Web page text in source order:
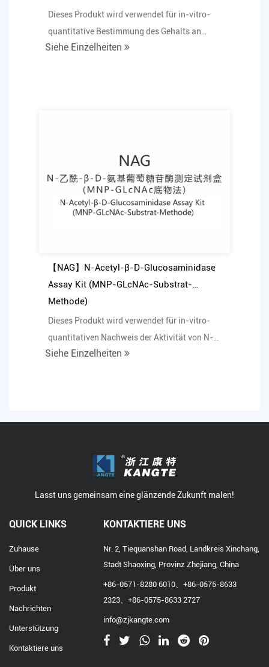
Dieses Produkt wird verwendet für in-vitro-
quantitative Bestimmung des Gehalts an
Glucose im Humanse...
Siehe Einzelheiten
【NAG】N-Acetyl-β-D-Glucosaminidase
Assay Kit (MNP-GLcNAc-Substrat-
Methode)
Dieses Produkt wird verwendet für in-vitro-
quantitativen Nachweis der Aktivität von N-
Acetyl-β-D-Glu...
Siehe Einzelheiten
Lasst uns gemeinsam eine glänzende Zukunft malen!
QUICK LINKS
Zuhause
Über uns
Produkt
Nachrichten
Unterstützung
Kontaktiere uns
KONTAKTIERE UNS
Nr. 2, Tiequanshan Road, Landkreis Xinchang,
Stadt Shaoxing, Provinz Zhejiang, China
+86-0571-8280 6010、+86-0575-8633
2323、+86-0575-8633 2727
info@zjkangte.com